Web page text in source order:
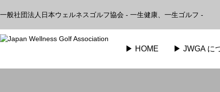
一般社団法人日本ウェルネスゴルフ協会 - 一生健康、一生ゴルフ -
▶︎ HOME ▶︎ JWGA に